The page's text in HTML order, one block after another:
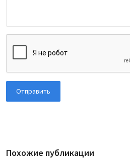
Отправить
Похожие публикации